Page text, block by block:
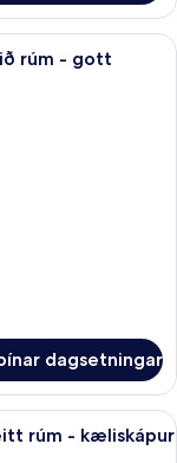
sængurfatnaður,
rúm - gott
dagsetningar
sængurfatnaður,
rúm - kæliskápur